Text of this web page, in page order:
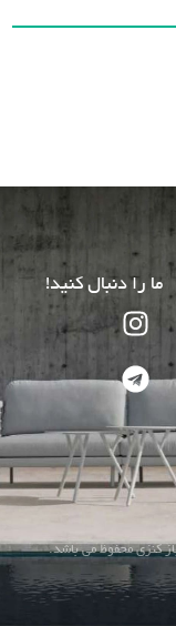
ما را دنبال کنید!
کنزی محفوظ می باشد.